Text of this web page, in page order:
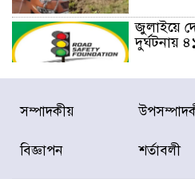
জুলাইয়ে
দুর্ঘটনায়
হারিয়ে
ফিরিয়ে
সম্পাদকীয়
বিজ্ঞাপন শর্তাবলী